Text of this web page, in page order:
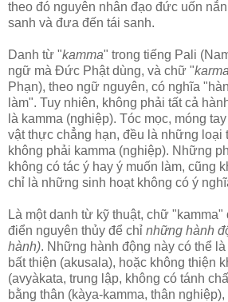
theo đó nguyên nhân đạo đức uốn
sanh và đưa đến tái sanh.
Danh từ "kamma" trong tiếng Pali
ngữ mà Ðức Phật dùng, và chữ "karma
Phạn), theo ngữ nguyên, có nghĩa
làm". Tuy nhiên, không phải tất cả
là kamma (nghiệp). Tóc mọc, móng
vật thực chẳng hạn, đều là những loại
không phải kamma (nghiệp). Những
không có tác ý hay ý muốn làm, cũng
chỉ là những sinh hoạt không có ý
Là một danh từ kỹ thuật, chữ
điển nguyên thủy để chỉ những hành
hành). Những hành động này có thể
bất thiện (akusala), hoặc không thiện
(avyàkata, trung lập, không có tánh
bằng thân (kàya-kamma, thân